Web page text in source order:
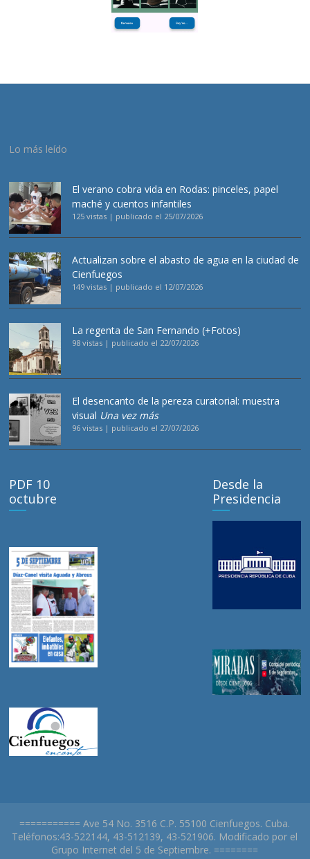
Lo más leído
El verano cobra vida en Rodas: pinceles, papel
maché y cuentos infantiles
125 vistas | publicado el 25/07/2026
Actualizan sobre el abasto de agua en la ciudad de
Cienfuegos
149 vistas | publicado el 12/07/2026
La regenta de San Fernando (+Fotos)
98 vistas | publicado el 22/07/2026
El desencanto de la pereza curatorial: muestra
visual Una vez más
96 vistas | publicado el 27/07/2026
PDF 10
octubre
Desde la
Presidencia
=========== Ave 54 No. 3516 C.P. 55100 Cienfuegos. Cuba.
Teléfonos:43-522144, 43-512139, 43-521906. Modificado por el
Grupo Internet del 5 de Septiembre. ========